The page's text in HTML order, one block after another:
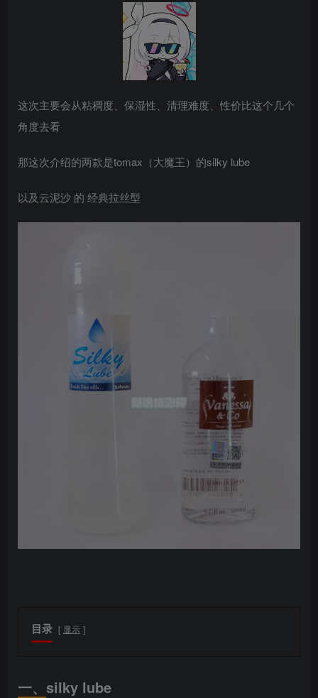
这次主要会从粘稠度、保湿性、清理难度、性价比这个几个
角度去看
那这次介绍的两款是tomax（大魔王）的silky lube
以及云泥沙 的 经典拉丝型
目录 显示
一、silky lube